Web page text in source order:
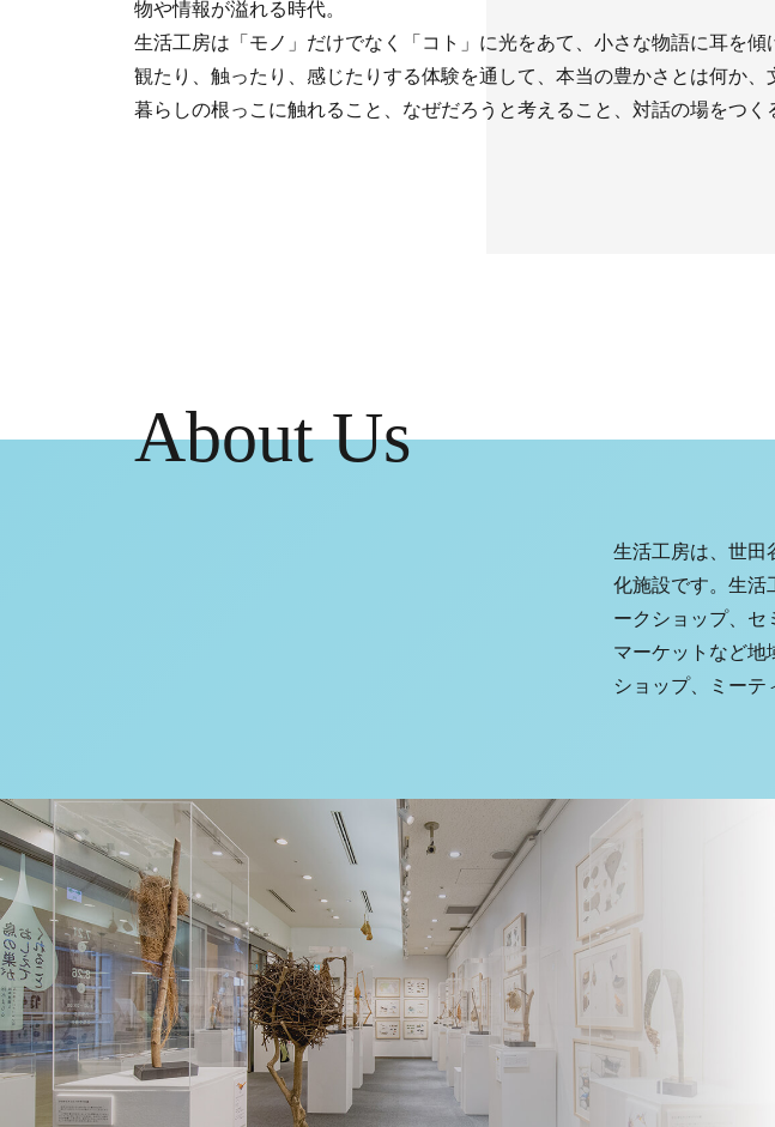
物や情報が溢れる時代。
生活工房は「モノ」だけでなく「コト」に光をあて、小さな物語に耳を傾
観たり、触ったり、感じたりする体験を通して、本当の豊かさとは何か、
暮らしの根っこに触れること、なぜだろうと考えること、対話の場をつく
About Us
生活工房は、世田
化施設です。生活
ークショップ、セ
マーケットなど地
ショップ、ミーテ